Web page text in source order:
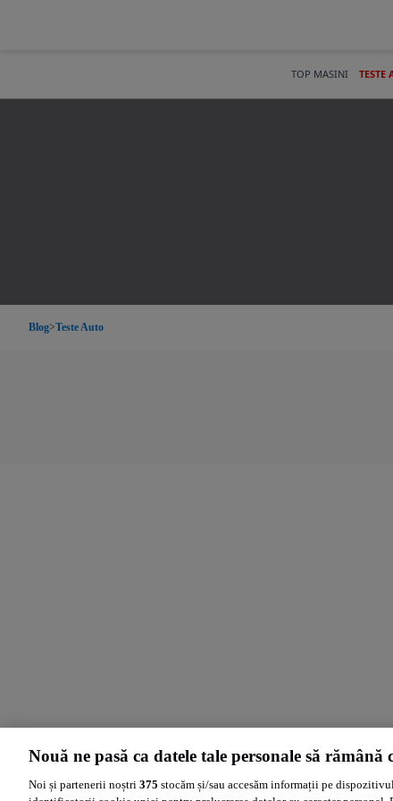
TOP MASINI TESTE
Blog>Teste Auto
Nouă ne pasă ca datele tale personale să rămână
Noi și partenerii noștri 375 stocăm și/sau accesăm informații pe